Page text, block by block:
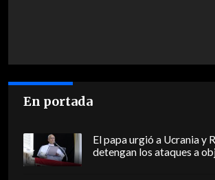
En portada
El papa urgió a Ucrania y
detengan los ataques a